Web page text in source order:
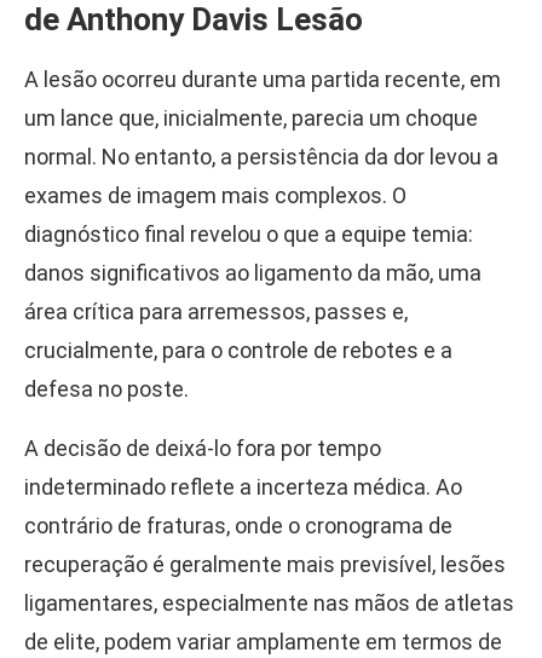
de Anthony Davis Lesão
A lesão ocorreu durante uma partida recente, em
um lance que, inicialmente, parecia um choque
normal. No entanto, a persistência da dor levou a
exames de imagem mais complexos. O
diagnóstico final revelou o que a equipe temia:
danos significativos ao ligamento da mão, uma
área crítica para arremessos, passes e,
crucialmente, para o controle de rebotes e a
defesa no poste.
A decisão de deixá-lo fora por tempo
indeterminado reflete a incerteza médica. Ao
contrário de fraturas, onde o cronograma de
recuperação é geralmente mais previsível, lesões
ligamentares, especialmente nas mãos de atletas
de elite, podem variar amplamente em termos de